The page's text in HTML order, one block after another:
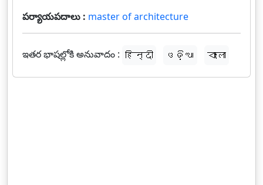
పర్యాయపదాలు : master of architecture
ఇతర భాషల్లోకి అనువాదం : हिन्दी ଓଡ଼ିଆ বাংলা